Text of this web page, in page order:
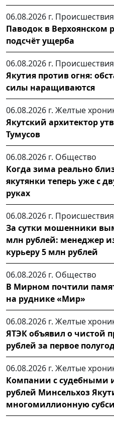
06.08.2026 г. Происшествия
Паводок в Верхоянском
подсчёт ущерба
06.08.2026 г. Происшествия
Якутия против огня:
силы наращиваются
06.08.2026 г. Желтые
Якутский архитектор
Тумусов
06.08.2026 г. Общество
Когда зима реально
якутянки теперь уже с
руках
06.08.2026 г. Происшествия
За сутки мошенники
млн рублей: менеджер
курьеру 5 млн рублей
06.08.2026 г. Общество
В Мирном почтили
на руднике «Мир»
06.08.2026 г. Желтые
ЯТЭК объявил о чистой
рублей за первое
06.08.2026 г. Желтые
Компании с судебными
рублей Минсельхоз
многомиллионную